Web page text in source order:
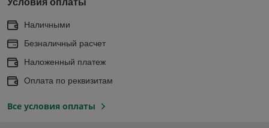
Условия оплаты
Наличными
Безналичный расчет
Наложенный платеж
Оплата по реквизитам
Все условия оплаты